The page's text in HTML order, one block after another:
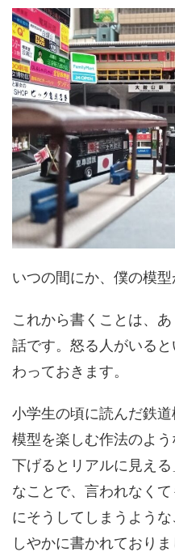
いつの間にか、僕の模型
これから書くことは、
話です。怒る人がいる
わっておきます。
小学生の頃に読んだ鉄
模型を楽しむ作法のよ
下げるとリアルに見え
なことで、言われなく
にそうしてしまうよう
しやかに書かれておりま